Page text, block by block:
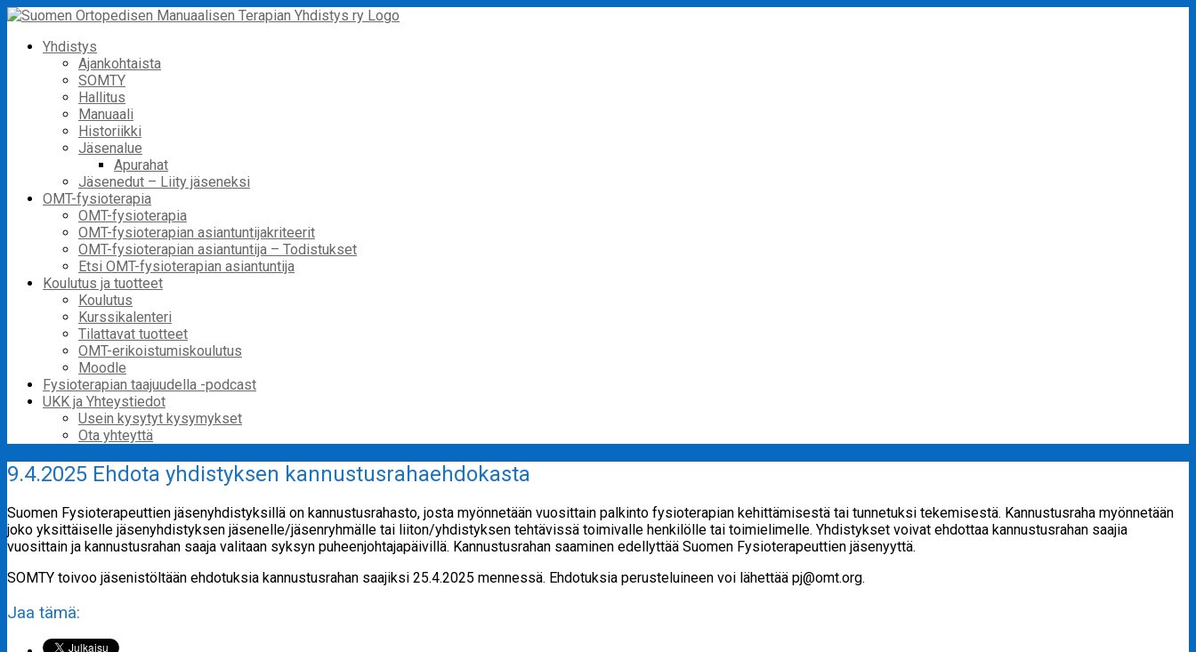
Skip
contentYhdistys
Ajankohtaista
SOMTY
Hallitus
Manuaali
Historiikki
Jäsenalue
Apurahat
Jäsenedut – Liity jäseneksi
OMT-fysioterapia
OMT-fysioterapia
OMT-fysioterapian asiantuntijakriteerit
OMT-fysioterapian asiantuntija – Todistukset
Etsi OMT-fysioterapian asiantuntija
Koulutus ja tuotteet
Koulutus
Kurssikalenteri
Tilattavat tuotteet
OMT-erikoistumiskoulutus
Moodle
Fysioterapian taajuudella -podcast
UKK ja Yhteystiedot
Usein kysytyt kysymykset
Ota yhteyttä
9.4.2025 Ehdota yhdistyksen kannustusrahaehdokasta
Suomen Fysioterapeuttien jäsenyhdistyksillä on kannustusrahasto, josta myönnetään vuosittain palkinto fysioterapian kehittämisestä tai tunnetuksi tekemisestä. Kannustusraha myönnetään
joko yksittäiselle jäsenyhdistyksen jäsenelle/jäsenryhmälle tai liiton/yhdistyksen tehtävissä toimivalle henkilölle tai toimielimelle. Yhdistykset voivat ehdottaa kannustusrahan saajia
vuosittain ja kannustusrahan saaja valitaan syksyn puheenjohtajapäivillä. Kannustusrahan saaminen edellyttää Suomen Fysioterapeuttien jäsenyyttä.
SOMTY toivoo jäsenistöltään ehdotuksia kannustusrahan saajiksi 25.4.2025 mennessä. Ehdotuksia perusteluineen voi lähettää pj@omt.org.
Jaa tämä: